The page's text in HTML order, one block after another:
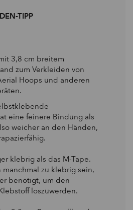
TIPP
3,8 cm breitem
zum Verkleiden von
Hoops und anderen
eine feinere Bindung als
weicher an den Händen,
klebrig als das M-Tape.
manchmal zu klebrig sein,
benötigt, um den
loszuwerden.